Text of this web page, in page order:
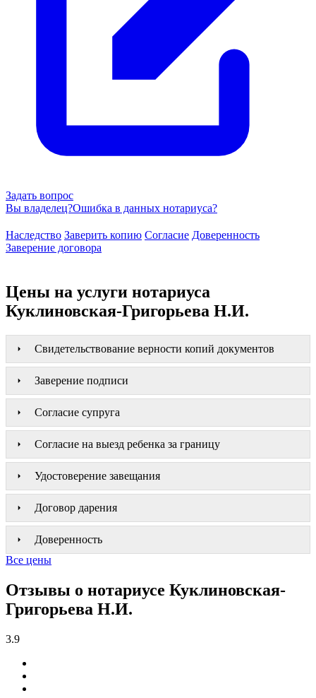
Задать вопрос
Вы владелец?Ошибка в данных нотариуса?
Наследство Заверить копию Согласие Доверенность
Заверение договора
Цены на услуги нотариуса
Куклиновская-Григорьева Н.И.
Свидетельствование верности копий документов
Заверение подписи
Согласие супруга
Согласие на выезд ребенка за границу
Удостоверение завещания
Договор дарения
Доверенность
Все цены
Отзывы о нотариусе Куклиновская-
Григорьева Н.И.
3.9